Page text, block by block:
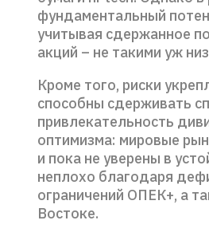
фундаментальный
учитывая сдержанное
акций – не такими уж
Кроме того, риски
способны сдерживать
привлекательность
оптимизма: мировые
и пока не уверены в
неплохо благодаря
ограничений ОПЕК+, а
Востоке.